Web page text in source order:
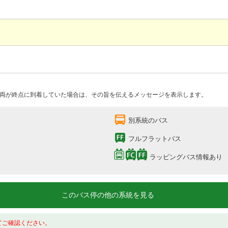
終点に到着していた場合は、その旨を伝えるメッセージを表示します。
別系統のバス
フルフラットバス
ラッピングバス情報あり
このバス停の他の系統を見る
確認ください。